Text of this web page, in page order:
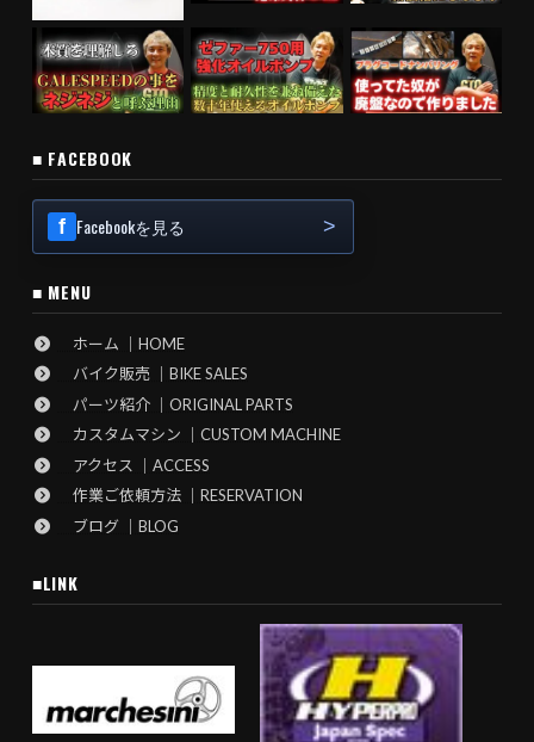
■ FACEBOOK
Facebookを見る
■ MENU
ホーム ｜HOME
バイク販売 ｜BIKE SALES
パーツ紹介 ｜ORIGINAL PARTS
カスタムマシン ｜CUSTOM MACHINE
アクセス ｜ACCESS
作業ご依頼方法 ｜RESERVATION
ブログ ｜BLOG
■LINK